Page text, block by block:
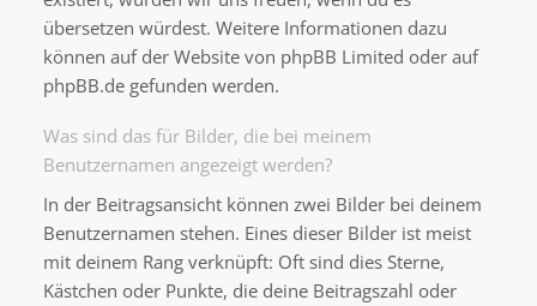
übersetzen würdest. Weitere Informationen dazu
können auf der Website von phpBB Limited oder auf
phpBB.de gefunden werden.
Was sind das für Bilder, die bei meinem
Benutzernamen angezeigt werden?
In der Beitragsansicht können zwei Bilder bei deinem
Benutzernamen stehen. Eines dieser Bilder ist meist
mit deinem Rang verknüpft: Oft sind dies Sterne,
Kästchen oder Punkte, die deine Beitragszahl oder